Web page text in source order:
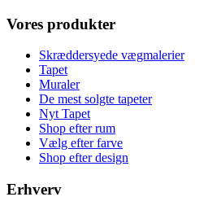
Vores produkter
Skræddersyede vægmalerier
Tapet
Muraler
De mest solgte tapeter
Nyt Tapet
Shop efter rum
Vælg efter farve
Shop efter design
Erhverv